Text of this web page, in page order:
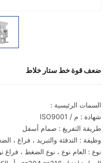
ضعف قوة خط ستار خلاط
السمات الرئيسية :
شهادة : م / ISO9001
طريقة التفريغ : صمام أسفل
وظيفة : التدفئة والتبريد ، فراغ ،
نوع : العام نوع ، نوع الضغط ، فراغ